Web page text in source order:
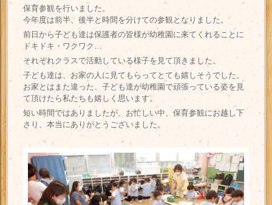
保育参観を行いました。
今年度は前半、後半と時間を分けての参観となりました。
前日から子ども達は保護者の皆様が幼稚園に来てくれることに
ドキドキ・ワクワク…
それぞれクラスで活動している様子を見て頂きました。
子ども達は、お家の人に見てもらってとても嬉しそうでした。
お家とはまた違った、子ども達が幼稚園で頑張っている姿を見
て頂けたら私たちも嬉しく思います。
短い時間ではありましたが、お忙しい中、保育参観にお越し下
さり、本当にありがとうございました。